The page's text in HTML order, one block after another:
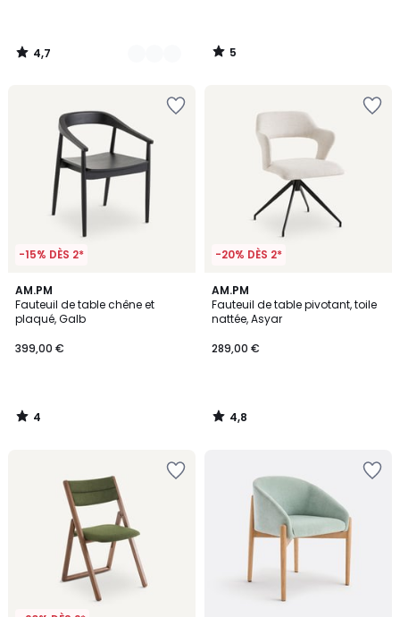
4,7
/
5
/
-15% DÈS 2*
AM.PM
Fauteuil de table chêne et
plaqué, Galb
399,00 €
4
/
5
4
/
-20% DÈS 2*
AM.PM
Fauteuil de table pivotant, toile
nattée, Asyar
289,00 €
4,8
/ 5
4,8
/